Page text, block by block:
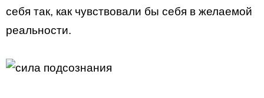
себя так, как чувствовали бы себя в желаемой
реальности.